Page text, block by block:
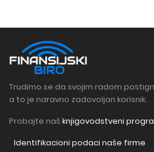
Trudimo se da svojim radom
a to je naravno zadovoljan korisnik.
Probajte naš knjigovodstveni
Identifikacioni podaci naše firme